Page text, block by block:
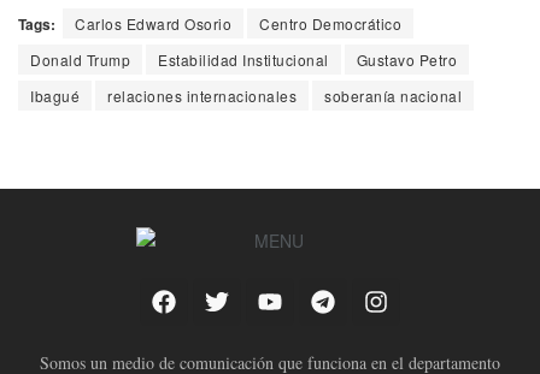
Tags: Carlos Edward Osorio
Centro Democrático
Donald Trump
Estabilidad Institucional
Gustavo Petro
Ibagué
relaciones internacionales soberanía nacional
Somos un medio de comunicación que funciona en el departamento